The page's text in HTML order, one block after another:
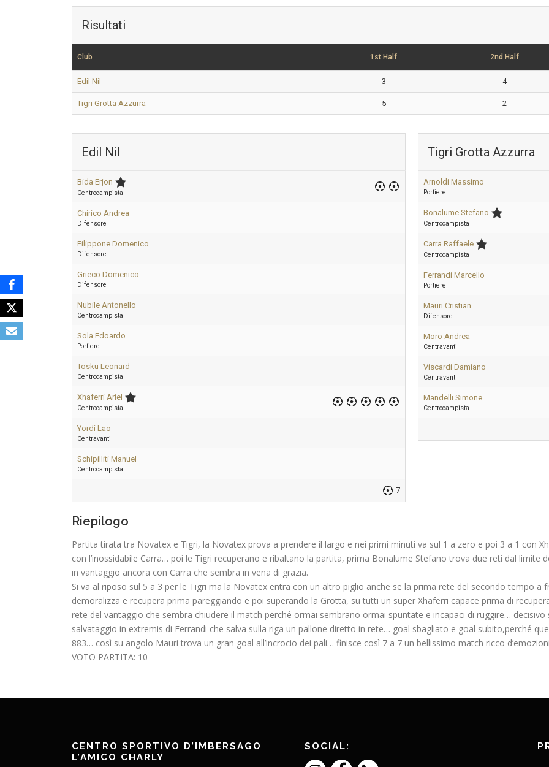
Risultati
Club 1st Half 2nd Half
Edil Nil 3 4
Tigri Grotta Azzurra 5 2
Edil Nil
Bida Erjon
Centrocampista
Chirico Andrea
Difensore
Filippone Domenico
Difensore
Grieco Domenico
Difensore
Nubile Antonello
Centrocampista
Sola Edoardo
Portiere
Tosku Leonard
Centrocampista
Xhaferri Ariel
Centrocampista
Yordi Lao
Centravanti
Schipilliti Manuel
Centrocampista
7
Tigri Grotta Azzurra
Arnoldi Massimo
Portiere
Bonalume Stefano
Centrocampista
Carra Raffaele
Centrocampista
Ferrandi Marcello
Portiere
Mauri Cristian
Difensore
Moro Andrea
Centravanti
Viscardi Damiano
Centravanti
Mandelli Simone
Centrocampista
Riepilogo
Partita tirata tra Novatex e Tigri, la Novatex prova a prendere il largo e nei primi minuti va sul 1 a zero e poi 3 a 1 con
con l’inossidabile Carra… poi le Tigri recuperano e ribaltano la partita, prima Bonalume Stefano trova due reti dal limite
in vantaggio ancora con Carra che sembra in vena di grazia.
Si va al riposo sul 5 a 3 per le Tigri ma la Novatex entra con un altro piglio anche se la prima rete del secondo tempo
demoralizza e recupera prima pareggiando e poi superando la Grotta, su tutti un super Xhaferri capace prima di
rete del vantaggio che sembra chiudere il match perché ormai sembrano ormai spuntate e incapaci di ruggire…
salvataggio in extremis di Ferrandi che salva sulla riga un pallone diretto in rete… goal sbagliato e goal subito,perché
883… così su angolo Mauri trova un gran goal all’incrocio dei pali… finisce così 7 a 7 un bellissimo match ricco
VOTO PARTITA: 10
CENTRO SPORTIVO D’IMBERSAGO
L’AMICO CHARLY
SOCIAL: